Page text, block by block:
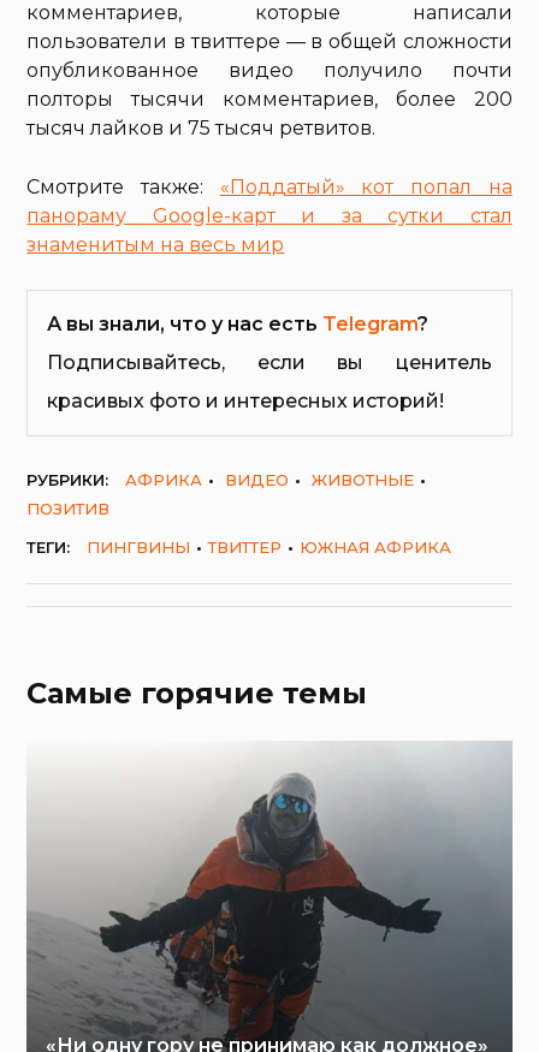
комментариев, которые написали
пользователи в твиттере — в общей сложности
опубликованное видео получило почти
полторы тысячи комментариев, более 200
тысяч лайков и 75 тысяч ретвитов.
Смотрите также: «Поддатый» кот попал на
панораму Google-карт и за сутки стал
знаменитым на весь мир
А вы знали, что у нас есть Telegram?
Подписывайтесь, если вы ценитель
красивых фото и интересных историй!
РУБРИКИ: АФРИКА ВИДЕО
ЖИВОТНЫЕ
ПОЗИТИВ
ТЕГИ:
ПИНГВИНЫ ТВИТТЕР ЮЖНАЯ АФРИКА
Самые горячие темы
«Ни одну гору не принимаю как должное»